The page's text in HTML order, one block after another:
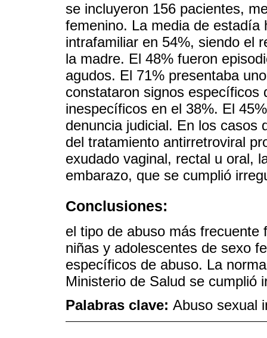
se incluyeron 156 pacientes,
femenino. La media de
intrafamiliar en 54%, siendo el
la madre. El 48% fueron
agudos. El 71% presentaba
constataron signos específicos
inespecíficos en el 38%. El
denuncia judicial. En los casos
del tratamiento antirretroviral
exudado vaginal, rectal u oral,
embarazo, que se cumplió
Conclusiones:
el tipo de abuso más frecuente
niñas y adolescentes de sexo
específicos de abuso. La
Ministerio de Salud se cumplió
Palabras clave: Abuso sexual